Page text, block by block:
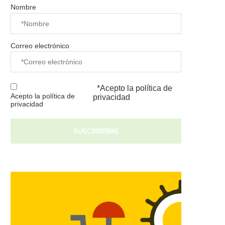
Nombre
Correo electrónico
Acepto la política de
privacidad
*Acepto la política de
privacidad